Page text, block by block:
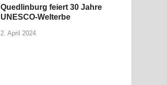
Quedlinburg feiert 30 Jahre
UNESCO-Welterbe
2. April 2024